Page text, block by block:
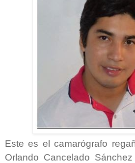
Este es el camarógrafo
Orlando Cancelado